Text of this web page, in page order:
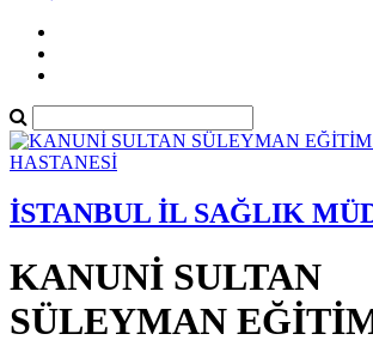
İSTANBUL İL SAĞLIK
KANUNİ SULTAN
SÜLEYMAN